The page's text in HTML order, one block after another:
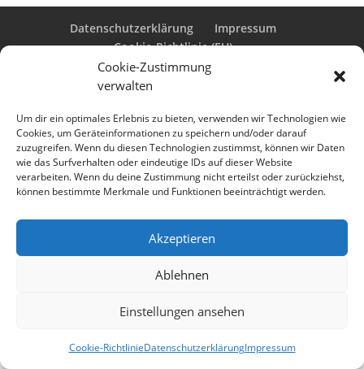
Cookie-Zustimmung
verwalten
Um dir ein optimales Erlebnis zu bieten, verwenden wir Technologien wie
Cookies, um Geräteinformationen zu speichern und/oder darauf
zuzugreifen. Wenn du diesen Technologien zustimmst, können wir Daten
wie das Surfverhalten oder eindeutige IDs auf dieser Website
verarbeiten. Wenn du deine Zustimmung nicht erteilst oder zurückziehst,
können bestimmte Merkmale und Funktionen beeinträchtigt werden.
Akzeptieren
Ablehnen
Einstellungen ansehen
Cookie-RichtlinieDatenschutzerklärungImpressum
Datenschutzerklärung
Impressum
Cookie-Richtlinie (EU)
Designed byElegant Themes| Powered by
WordPress